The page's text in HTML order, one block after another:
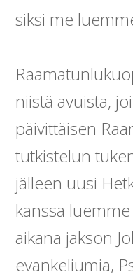
siksi me
niistä avuista,
päivittäisen
tutkistelun
jälleen uusi
kanssa
aikana jakson
evankeliumia,